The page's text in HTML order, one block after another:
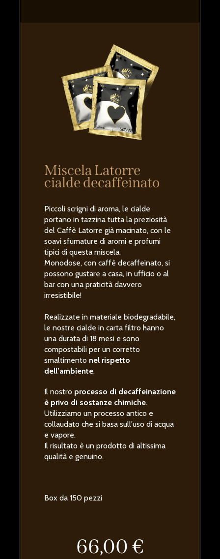
Miscela Latorre
cialde decaffeinato
Piccoli scrigni di aroma, le cialde
portano in tazzina tutta la preziosità
del Caffè Latorre già macinato, con le
soavi sfumature di aromi e profumi
tipici di questa miscela.
Monodose, con caffè decaffeinato, si
possono gustare a casa, in ufficio o al
bar con una praticità davvero
irresistibile!
Realizzate in materiale biodegradabile,
le nostre cialde in carta filtro hanno
una durata di 18 mesi e sono
compostabili per un corretto
smaltimento nel rispetto
dell’ambiente.
Il nostro processo di decaffeinazione
è privo di sostanze chimiche.
Utilizziamo un processo antico e
collaudato che si basa sull'uso di acqua
e vapore.
Il risultato è un prodotto di altissima
qualità e genuino.
Box da 150 pezzi
66,00 €